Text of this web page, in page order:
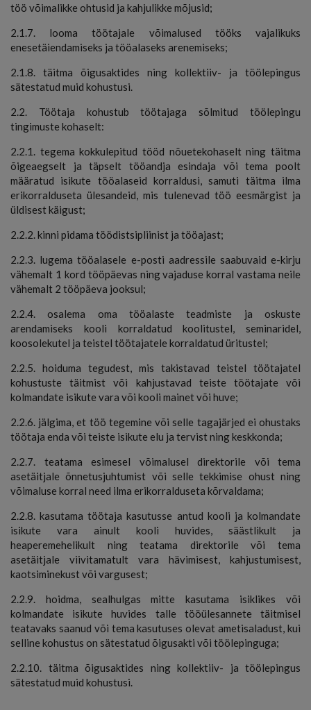
töö võimalikke ohtusid ja kahjulikke mõjusid;
2.1.7. looma töötajale võimalused tööks vajalikuks
enesetäiendamiseks ja tööalaseks arenemiseks;
2.1.8. täitma õigusaktides ning kollektiiv- ja töölepingus
sätestatud muid kohustusi.
2.2. Töötaja kohustub töötajaga sõlmitud töölepingu
tingimuste kohaselt:
2.2.1. tegema kokkulepitud tööd nõuetekohaselt ning täitma
õigeaegselt ja täpselt tööandja esindaja või tema poolt
määratud isikute tööalaseid korraldusi, samuti täitma ilma
erikorralduseta ülesandeid, mis tulenevad töö eesmärgist ja
üldisest käigust;
2.2.2. kinni pidama töödistsipliinist ja tööajast;
2.2.3. lugema tööalasele e-posti aadressile saabuvaid e-kirju
vähemalt 1 kord tööpäevas ning vajaduse korral vastama neile
vähemalt 2 tööpäeva jooksul;
2.2.4. osalema oma tööalaste teadmiste ja oskuste
arendamiseks kooli korraldatud koolitustel, seminaridel,
koosolekutel ja teistel töötajatele korraldatud üritustel;
2.2.5. hoiduma tegudest, mis takistavad teistel töötajatel
kohustuste täitmist või kahjustavad teiste töötajate või
kolmandate isikute vara või kooli mainet või huve;
2.2.6. jälgima, et töö tegemine või selle tagajärjed ei ohustaks
töötaja enda või teiste isikute elu ja tervist ning keskkonda;
2.2.7. teatama esimesel võimalusel direktorile või tema
asetäitjale õnnetusjuhtumist või selle tekkimise ohust ning
võimaluse korral need ilma erikorralduseta kõrvaldama;
2.2.8. kasutama töötaja kasutusse antud kooli ja kolmandate
isikute vara ainult kooli huvides, säästlikult ja
heaperemehelikult ning teatama direktorile või tema
asetäitjale viivitamatult vara hävimisest, kahjustumisest,
kaotsiminekust või vargusest;
2.2.9. hoidma, sealhulgas mitte kasutama isiklikes või
kolmandate isikute huvides talle tööülesannete täitmisel
teatavaks saanud või tema kasutuses olevat ametisaladust, kui
selline kohustus on sätestatud õigusakti või töölepinguga;
2.2.10. täitma õigusaktides ning kollektiiv- ja töölepingus
sätestatud muid kohustusi.